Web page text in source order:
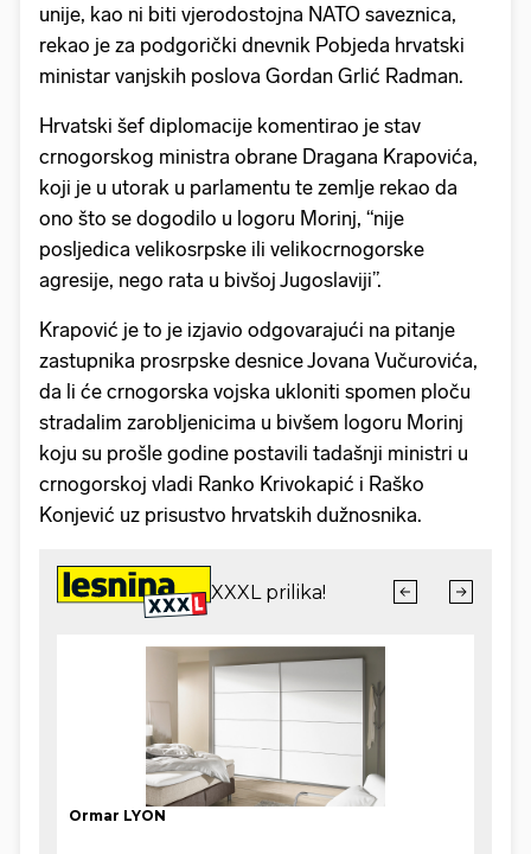
unije, kao ni biti vjerodostojna NATO saveznica,
rekao je za podgorički dnevnik Pobjeda hrvatski
ministar vanjskih poslova Gordan Grlić Radman.
Hrvatski šef diplomacije komentirao je stav
crnogorskog ministra obrane Dragana Krapovića,
koji je u utorak u parlamentu te zemlje rekao da
ono što se dogodilo u logoru Morinj, “nije
posljedica velikosrpske ili velikocrnogorske
agresije, nego rata u bivšoj Jugoslaviji”.
Krapović je to je izjavio odgovarajući na pitanje
zastupnika prosrpske desnice Jovana Vučurovića,
da li će crnogorska vojska ukloniti spomen ploču
stradalim zarobljenicima u bivšem logoru Morinj
koju su prošle godine postavili tadašnji ministri u
crnogorskoj vladi Ranko Krivokapić i Raško
Konjević uz prisustvo hrvatskih dužnosnika.